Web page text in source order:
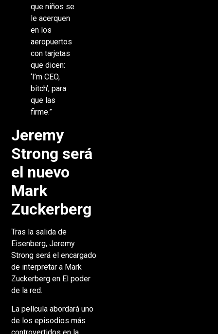
que niños se
le acerquen
en los
aeropuertos
con tarjetas
que dicen:
‘I’m CEO,
bitch’, para
que las
firme.”
Jeremy
Strong será
el nuevo
Mark
Zuckerberg
Tras la salida de
Eisenberg, Jeremy
Strong será el encargado
de interpretar a Mark
Zuckerberg en El poder
de la red.
La película abordará uno
de los episodios más